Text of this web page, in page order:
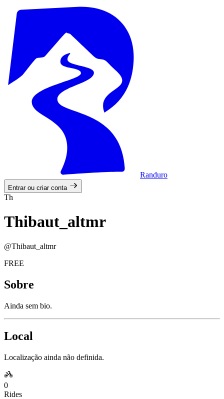
Randuro
Entrar ou criar conta
Th
Thibaut_altmr
@Thibaut_altmr
FREE
Sobre
Ainda sem bio.
Local
Localização ainda não definida.
0
Rides